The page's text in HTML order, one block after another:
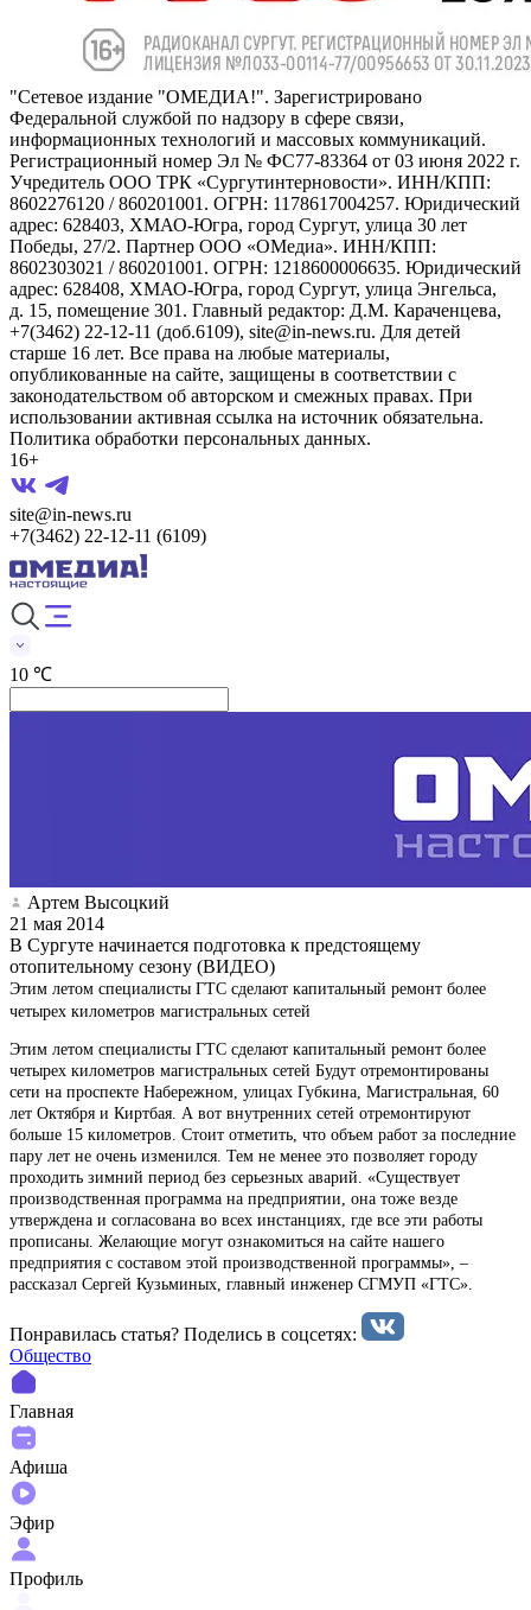
"Сетевое издание "ОМЕДИА!". Зарегистрировано
Федеральной службой по надзору в сфере связи,
информационных технологий и массовых коммуникаций.
Регистрационный номер Эл № ФС77-83364 от 03 июня 2022 г.
Учредитель ООО ТРК «Сургутинтерновости». ИНН/КПП:
8602276120 / 860201001. ОГРН: 1178617004257. Юридический
адрес: 628403, ХМАО-Югра, город Сургут, улица 30 лет
Победы, 27/2. Партнер ООО «ОМедиа». ИНН/КПП:
8602303021 / 860201001. ОГРН: 1218600006635. Юридический
адрес: 628408, ХМАО-Югра, город Сургут, улица Энгельса,
д. 15, помещение 301. Главный редактор: Д.М. Караченцева,
+7(3462) 22-12-11 (доб.6109), site@in-news.ru. Для детей
старше 16 лет. Все права на любые материалы,
опубликованные на сайте, защищены в соответствии с
законодательством об авторском и смежных правах. При
использовании активная ссылка на источник обязательна.
Политика обработки персональных данных.
16+
site@in-news.ru
+7(3462) 22-12-11 (6109)
10 ℃
Артем Высоцкий
21 мая 2014
В Сургуте начинается подготовка к предстоящему
отопительному сезону (ВИДЕО)
Этим летом специалисты ГТС сделают капитальный ремонт более
четырех километров магистральных сетей
Этим летом специалисты ГТС сделают капитальный ремонт более
четырех километров магистральных сетей Будут отремонтированы
сети на проспекте Набережном, улицах Губкина, Магистральная, 60
лет Октября и Киртбая. А вот внутренних сетей отремонтируют
больше 15 километров. Стоит отметить, что объем работ за последние
пару лет не очень изменился. Тем не менее это позволяет городу
проходить зимний период без серьезных аварий. «Существует
производственная программа на предприятии, она тоже везде
утверждена и согласована во всех инстанциях, где все эти работы
прописаны. Желающие могут ознакомиться на сайте нашего
предприятия с составом этой производственной программы», –
рассказал Сергей Кузьминых, главный инженер СГМУП «ГТС».
Понравилась статья? Поделиcь в соцсетях:
Общество
Главная
Афиша
Эфир
Профиль